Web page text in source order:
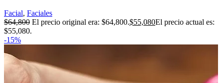
Facial, Faciales
$64,800 El precio original era: $64,800.$55,080El precio actual es:
$55,080.
-15%